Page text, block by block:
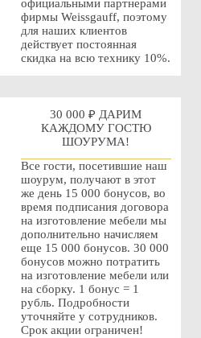
официальными партнерами
фирмы Weissgauff, поэтому
для наших клиентов
действует постоянная
скидка на всю технику 10%.
30 000 ₽ ДАРИМ
КАЖДОМУ ГОСТЮ
ШОУРУМА!
Все гости, посетившие наш
шоурум, получают в этот
же день 15 000 бонусов, во
время подписания договора
на изготовление мебели мы
дополнительно начисляем
еще 15 000 бонусов. 30 000
бонусов можно потратить
на изготовление мебели или
на сборку. 1 бонус = 1
рубль. Подробности
уточняйте у сотрудников.
Срок акции ограничен!